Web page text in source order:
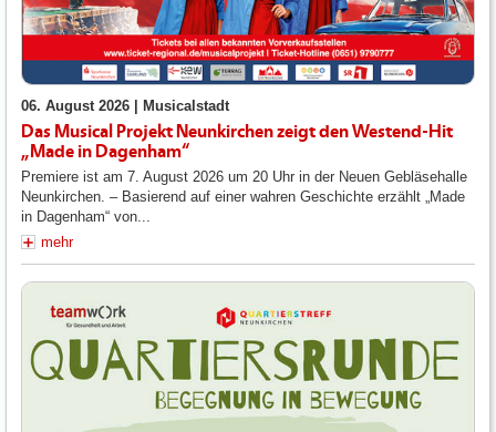
06. August 2026 | Musicalstadt
Das Musical Projekt Neunkirchen zeigt den Westend-Hit
„Made in Dagenham“
Premiere ist am 7. August 2026 um 20 Uhr in der Neuen Gebläsehalle
Neunkirchen. – Basierend auf einer wahren Geschichte erzählt „Made
in Dagenham“ von...
mehr